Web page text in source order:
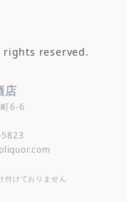
rights reserved.
店
6-6
けておりません